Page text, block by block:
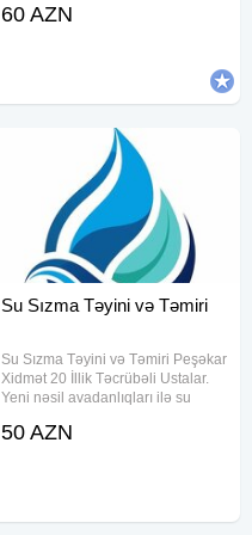
temizlenmesi və kamerayla
60 AZN
Su Sızma Təyini və Təmiri
Su Sızma Təyini və Təmiri Peşəkar
Xidmət 20 İllik Təcrübəli Ustalar.
Yeni nəsil avadanlıqları ilə su
Pompası İlə Su Sızmasını Test
50 AZN